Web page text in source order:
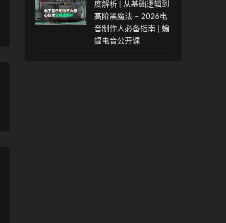
度解析 | 从基础逻辑到
高阶黑魔法 – 2026电
音制作人必备指南 | 蝙
蝠电音公开课